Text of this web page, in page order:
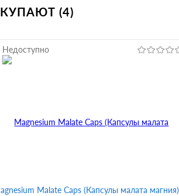
(4)
Malate Caps (Капсулы малата магния)
Недоступно